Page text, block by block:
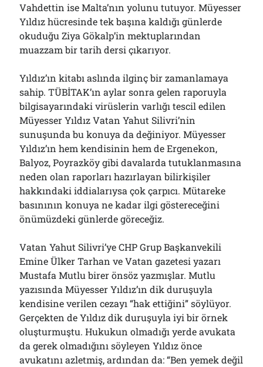
Vahdettin ise Malta’nın yolunu tutuyor. Müyesser
Yıldız hücresinde tek başına kaldığı günlerde
okuduğu Ziya Gökalp’in mektuplarından
muazzam bir tarih dersi çıkarıyor.
Yıldız’ın kitabı aslında ilginç bir zamanlamaya
sahip. TÜBİTAK’ın aylar sonra gelen raporuyla
bilgisayarındaki virüslerin varlığı tescil edilen
Müyesser Yıldız Vatan Yahut Silivri’nin
sunuşunda bu konuya da değiniyor. Müyesser
Yıldız’ın hem kendisinin hem de Ergenekon,
Balyoz, Poyrazköy gibi davalarda tutuklanmasına
neden olan raporları hazırlayan bilirkişiler
hakkındaki iddialarıysa çok çarpıcı. Mütareke
basınının konuya ne kadar ilgi göstereceğini
önümüzdeki günlerde göreceğiz.
Vatan Yahut Silivri’ye CHP Grup Başkanvekili
Emine Ülker Tarhan ve Vatan gazetesi yazarı
Mustafa Mutlu birer önsöz yazmışlar. Mutlu
yazısında Müyesser Yıldız’ın dik duruşuyla
kendisine verilen cezayı “hak ettiğini” söylüyor.
Gerçekten de Yıldız dik duruşuyla iyi bir örnek
oluşturmuştu. Hukukun olmadığı yerde avukata
da gerek olmadığını söyleyen Yıldız önce
avukatını azletmiş, ardından da: “Ben yemek değil